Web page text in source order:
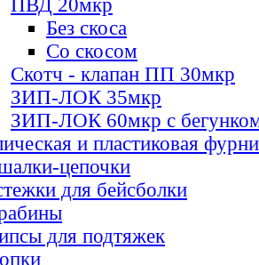
ПВД 20мкр
Без скоса
Со скосом
Скотч - клапан ПП 30мкр
ЗИП-ЛОК 35мкр
ЗИП-ЛОК 60мкр с
и пластиковая
цепочки
для бейсболки
для подтяжек